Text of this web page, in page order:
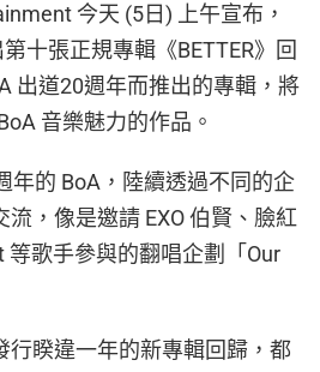
今天 (5日) 上午宣布，
十張正規專輯《BETTER》回
出道20週年而推出的專輯，將
音樂魅力的作品。
年的 BoA，陸續透過不同的企
，像是邀請 EXO 伯賢、臉紅
等歌手參與的翻唱企劃「Our
行睽違一年的新專輯回歸，都